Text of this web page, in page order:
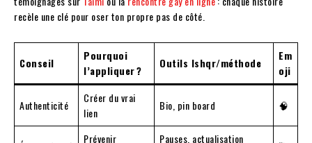
recèle une clé pour oser ton propre pas de côté.
Conseil
Pourquoi
l’appliquer ?
Outils Ishqr/méthode
Em
oji
Authenticité
Créer du vrai
lien
Bio, pin board 🧠
Prévenir
Pauses, actualisation